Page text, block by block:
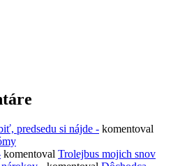
predsedu si nájde - komentoval
komentoval Trolejbus mojich snov